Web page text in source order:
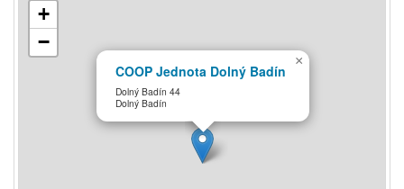
COOP Jednota Dolný Badín
Dolný Badín 44
Dolný Badín
×
+
−